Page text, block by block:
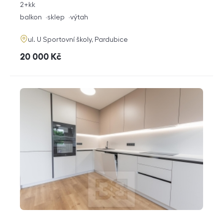
rozměry
dispozice
2+kk
funkce
balkon sklep výtah
adresa
ul. U Sportovní školy, Pardubice
cena
20 000 Kč